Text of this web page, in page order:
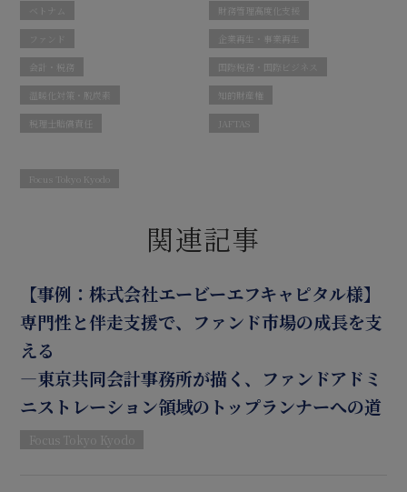
ベトナム 財務管理高度化支援
ファンド 企業再生・事業再生
会計・税務 国際税務・国際ビジネス
温暖化対策・脱炭素 知的財産権
税理士賠償責任 JAFTAS
Focus Tokyo Kyodo
関連記事
【事例：株式会社エービーエフキャピタル様】
専門性と伴走支援で、ファンド市場の成長を支
える
―東京共同会計事務所が描く、ファンドアドミ
ニストレーション領域のトップランナーへの道
Focus Tokyo Kyodo